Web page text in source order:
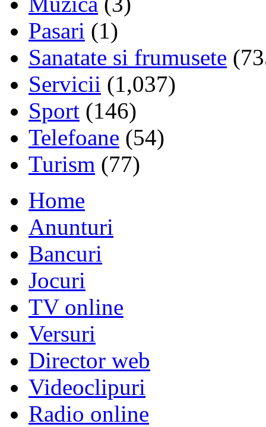
Pasari (1)
Sanatate si frumusete
Servicii (1,037)
Sport (146)
Telefoane (54)
Turism (77)
Home
Anunturi
Bancuri
Jocuri
TV online
Versuri
Director web
Videoclipuri
Radio online